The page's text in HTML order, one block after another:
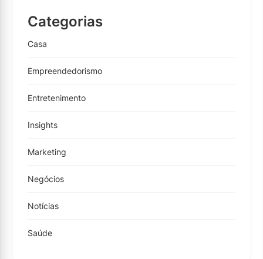
Categorias
Casa
Empreendedorismo
Entretenimento
Insights
Marketing
Negócios
Notícias
Saúde